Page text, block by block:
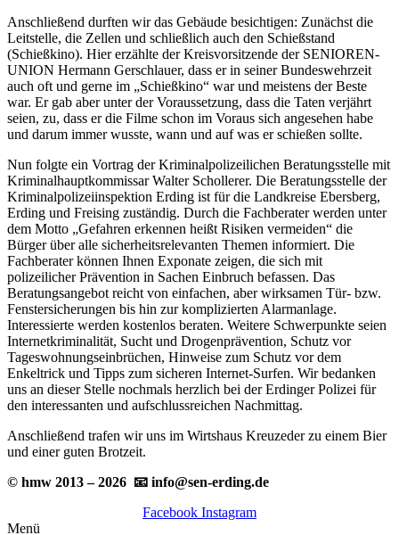
Anschließend durften wir das Gebäude besichtigen: Zunächst die
Leitstelle, die Zellen und schließlich auch den Schießstand
(Schießkino). Hier erzählte der Kreisvorsitzende der SENIOREN-
UNION Hermann Gerschlauer, dass er in seiner Bundeswehrzeit
auch oft und gerne im „Schießkino“ war und meistens der Beste
war. Er gab aber unter der Voraussetzung, dass die Taten verjährt
seien, zu, dass er die Filme schon im Voraus sich angesehen habe
und darum immer wusste, wann und auf was er schießen sollte.
Nun folgte ein Vortrag der Kriminalpolizeilichen Beratungsstelle mit
Kriminalhaupt­kommissar Walter Schollerer. Die Beratungsstelle der
Kriminalpolizeiinspektion Erding ist für die Landkreise Ebersberg,
Erding und Freising zuständig. Durch die Fachberater werden unter
dem Motto „Gefahren erkennen heißt Risiken vermeiden“ die
Bürger über alle sicherheitsrelevanten Themen informiert. Die
Fachberater können Ihnen Exponate zeigen, die sich mit
polizeilicher Prävention in Sachen Einbruch befassen. Das
Beratungsangebot reicht von einfachen, aber wirksamen Tür- bzw.
Fenstersicherungen bis hin zur komplizierten Alarmanlage.
Interessierte werden kostenlos beraten. Weitere Schwerpunkte seien
Internetkriminalität, Sucht und Drogenprävention, Schutz vor
Tageswohnungseinbrüchen, Hinweise zum Schutz vor dem
Enkeltrick und Tipps zum sicheren Internet-Surfen. Wir bedanken
uns an dieser Stelle nochmals herzlich bei der Erdinger Polizei für
den interessanten und aufschlussreichen Nachmittag.
Anschließend trafen wir uns im Wirtshaus Kreuzeder zu einem Bier
und einer guten Brotzeit.
© hmw 2013 – 2026 📧 info@sen-erding.de
Facebook Instagram
Menü